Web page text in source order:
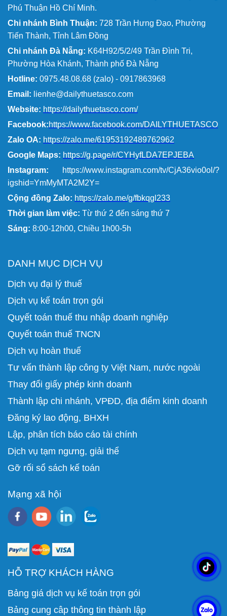
Phú Thuận Hồ Chí Minh.
Chi nhánh Bình Thuận: 728 Trần Hưng Đạo, Phường
Tiến Thành, Tỉnh Lâm Đồng
Chi nhánh Đà Nẵng: K64H92/5/2/49 Trần Đình Tri,
Phường Hòa Khánh, Thành phố Đà Nẵng
Hotline: 0975.48.08.68 (zalo) - 0917863968
Email: lienhe@dailythuetasco.com
Website: https://dailythuetasco.com/
Facebook:https://www.facebook.com/DAILYTHUETASCO
Zalo OA: https://zalo.me/61953192489762962
Google Maps: https://g.page/r/CYHyfLDA7EPJEBA
Instagram:
https://www.instagram.com/tv/CjA36vio0ol/?
igshid=YmMyMTA2M2Y=
Cộng đồng Zalo: https://zalo.me/g/fbkqgl233
Thời gian làm việc: Từ thứ 2 đến sáng thứ 7
Sáng: 8:00-12h00, Chiều 1h00-5h
DANH MỤC DỊCH VỤ
Dịch vụ đại lý thuế
Dịch vụ kế toán trọn gói
Quyết toán thuế thu nhập doanh nghiệp
Quyết toán thuế TNCN
Dịch vụ hoàn thuế
Tư vấn thành lập công ty Việt Nam, nước ngoài
Thay đổi giấy phép kinh doanh
Thành lập chi nhánh, VPĐD, địa điểm kinh doanh
Đăng ký lao động, BHXH
Lập, phân tích báo cáo tài chính
Dịch vụ tạm ngưng, giải thể
Gỡ rối sổ sách kế toán
Mạng xã hội
HỖ TRỢ KHÁCH HÀNG
Bảng giá dịch vụ kế toán trọn gói
Bảng cung câp thông tin thành lập